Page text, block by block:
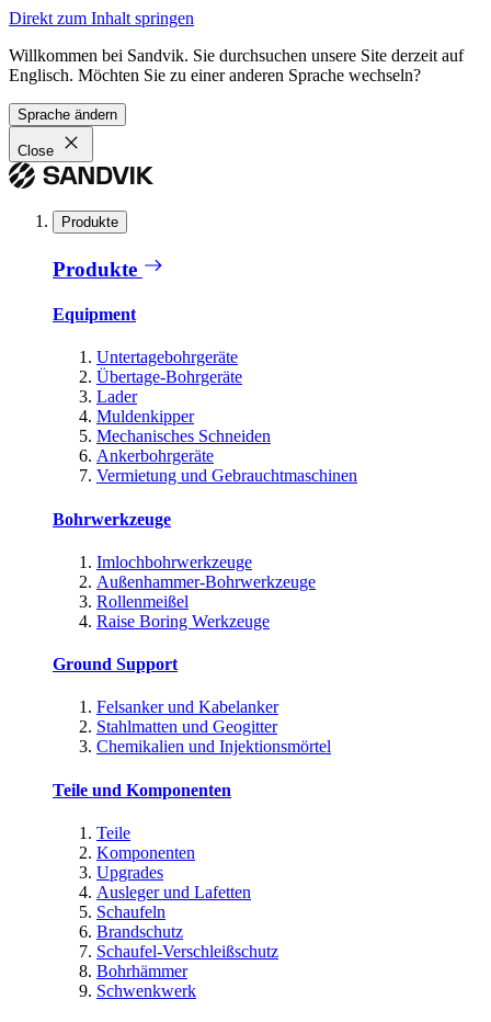
Direkt zum Inhalt springen
Willkommen bei Sandvik. Sie durchsuchen unsere Site derzeit auf
Englisch. Möchten Sie zu einer anderen Sprache wechseln?
Sprache ändern
Close
Produkte
Produkte
Equipment
Untertagebohrgeräte
Übertage-Bohrgeräte
Lader
Muldenkipper
Mechanisches Schneiden
Ankerbohrgeräte
Vermietung und Gebrauchtmaschinen
Bohrwerkzeuge
Imlochbohrwerkzeuge
Außenhammer-Bohrwerkzeuge
Rollenmeißel
Raise Boring Werkzeuge
Ground Support
Felsanker und Kabelanker
Stahlmatten und Geogitter
Chemikalien und Injektionsmörtel
Teile und Komponenten
Teile
Komponenten
Upgrades
Ausleger und Lafetten
Schaufeln
Brandschutz
Schaufel-Verschleißschutz
Bohrhämmer
Schwenkwerk